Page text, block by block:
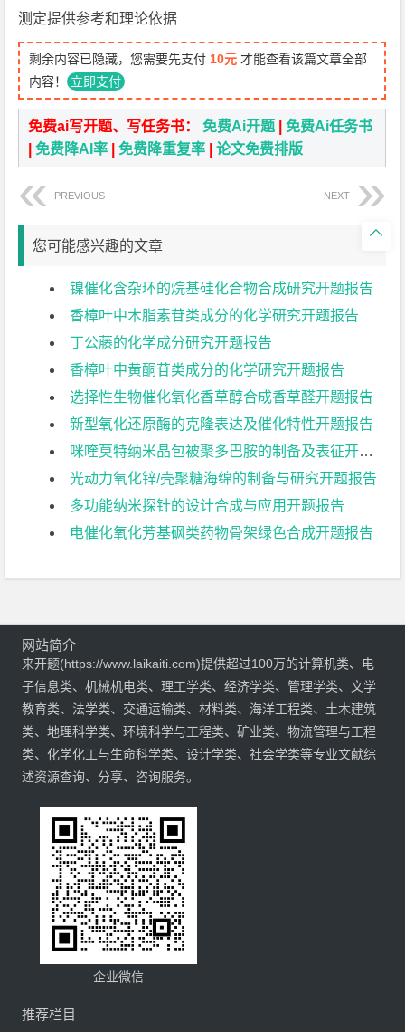
测定提供参考和理论依据
剩余内容已隐藏，您需要先支付 10元 才能查看该篇文章全部
内容！ 立即支付
免费ai写开题、写任务书：免费Ai开题 |免费Ai任务书
|免费降AI率 |免费降重复率 |论文免费排版
PREVIOUS NEXT
您可能感兴趣的文章
镍催化含杂环的烷基硅化合物合成研究开题报告
香樟叶中木脂素苷类成分的化学研究开题报告
丁公藤的化学成分研究开题报告
香樟叶中黄酮苷类成分的化学研究开题报告
选择性生物催化氧化香草醇合成香草醛开题报告
新型氧化还原酶的克隆表达及催化特性开题报告
咪喹莫特纳米晶包被聚多巴胺的制备及表征开题报告
光动力氧化锌/壳聚糖海绵的制备与研究开题报告
多功能纳米探针的设计合成与应用开题报告
电催化氧化芳基砜类药物骨架绿色合成开题报告

网站简介
来开题(https://www.laikaiti.com)提供超过100万的计算机类、电
子信息类、机械机电类、理工学类、经济学类、管理学类、文学
教育类、法学类、交通运输类、材料类、海洋工程类、土木建筑
类、地理科学类、环境科学与工程类、矿业类、物流管理与工程
类、化学化工与生命科学类、设计学类、社会学类等专业文献综
述资源查询、分享、咨询服务。
企业微信
推荐栏目